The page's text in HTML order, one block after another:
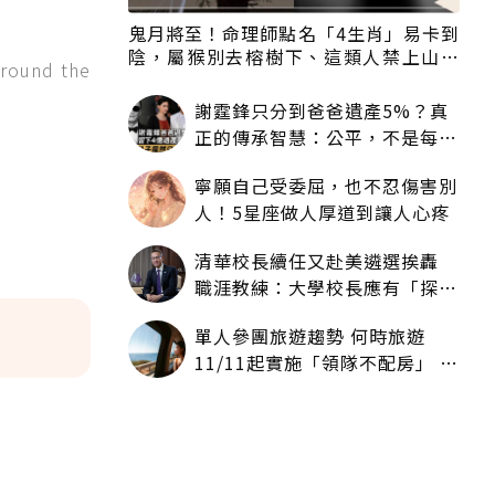
the
鬼月將至！命理師點名「4生肖」易卡到
陰，屬猴別去榕樹下、這類人禁上山下
謝霆鋒只分到爸爸遺產5%？真
正的傳承智慧：公平，不是每個
寧願自己受委屈，也不忍傷害別
人！5星座做人厚道到讓人心疼
清華校長續任又赴美遴選挨轟
職涯教練：大學校長應有「探
單人參團旅遊趨勢 何時旅遊
11/11起實施「領隊不配房」 落